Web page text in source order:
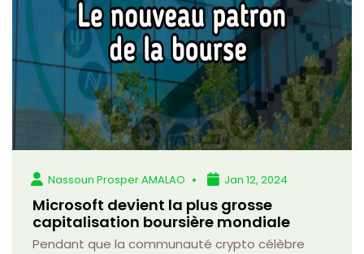
Nassoun Prosper AMALAO Jan 12, 2024
Microsoft devient la plus grosse
capitalisation boursière mondiale
Pendant que la communauté crypto célèbre